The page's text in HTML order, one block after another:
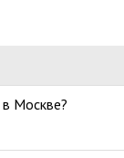
Москве?